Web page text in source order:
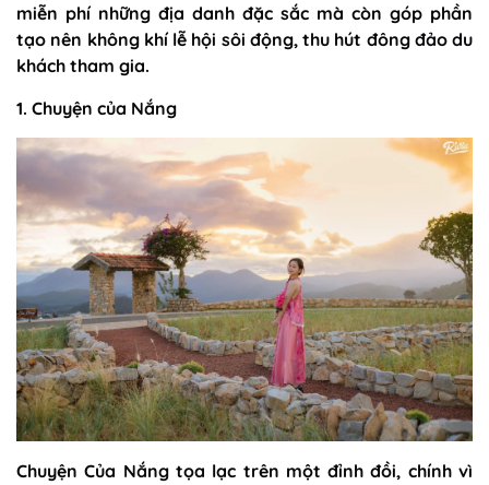
miễn phí những địa danh đặc sắc mà còn góp phần
tạo nên không khí lễ hội sôi động, thu hút đông đảo du
khách tham gia.
1. Chuyện của Nắng
Chuyện Của Nắng tọa lạc trên một đỉnh đồi, chính vì